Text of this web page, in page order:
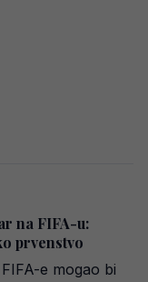
na FIFA-u:
prvenstvo
e mogao bi